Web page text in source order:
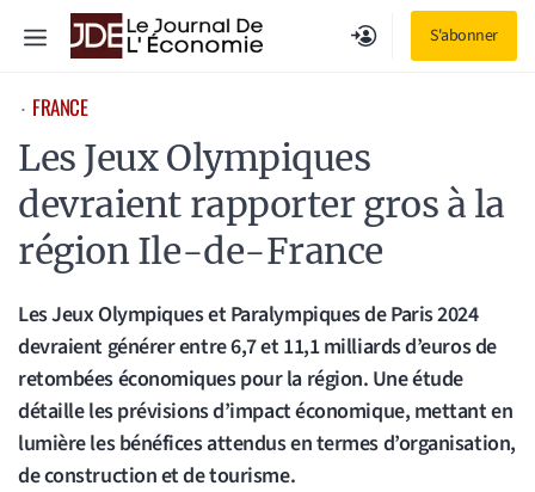
S'abonner
Menu
⋅ FRANCE
Les Jeux Olympiques
devraient rapporter gros à la
région Ile-de-France
Les Jeux Olympiques et Paralympiques de Paris 2024
devraient générer entre 6,7 et 11,1 milliards d’euros de
retombées économiques pour la région. Une étude
détaille les prévisions d’impact économique, mettant en
lumière les bénéfices attendus en termes d’organisation,
de construction et de tourisme.